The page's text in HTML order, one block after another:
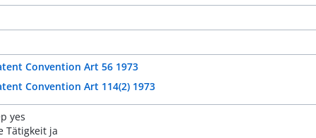
Convention Art 56 1973
Convention Art 114(2) 1973
yes
Tätigkeit ja